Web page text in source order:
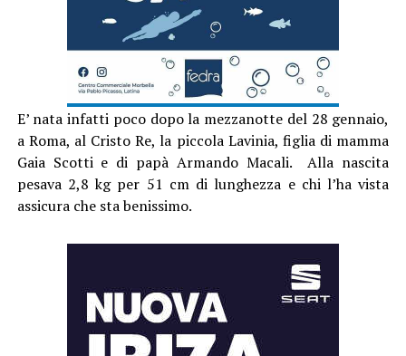
E’ nata infatti poco dopo la mezzanotte del 28 gennaio,
a Roma, al Cristo Re, la piccola Lavinia, figlia di mamma
Gaia Scotti e di papà Armando Macali. Alla nascita
pesava 2,8 kg per 51 cm di lunghezza e chi l’ha vista
assicura che sta benissimo.